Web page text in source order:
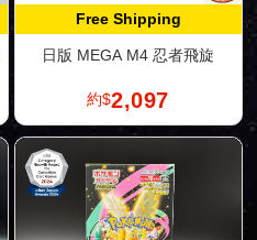
Free Shipping
日版 MEGA M4 忍者飛旋
約$2,097